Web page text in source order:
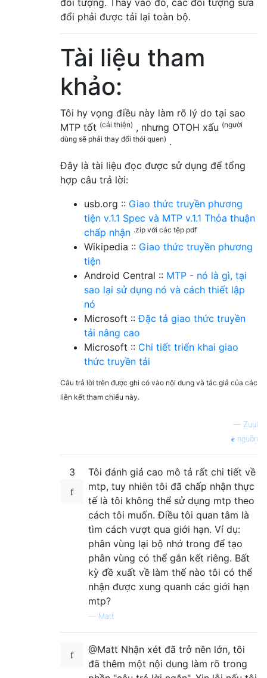
đối tượng. Thay vào đó, các đối tượng sửa
đổi phải được tải lại toàn bộ.
Tài liệu tham
khảo:
Tôi hy vọng điều này làm rõ lý do tại sao
MTP tốt (cải thiện) , nhưng OTOH xấu (người
dùng sẽ phải thay đổi thói quen) .
Đây là tài liệu đọc được sử dụng để tổng
hợp câu trả lời:
usb.org :: Giao thức truyền phương
tiện v.1.1 Spec và MTP v.1.1 Thỏa thuận
chấp nhận .zip với các tệp pdf
Wikipedia :: Giao thức truyền phương
tiện
Android Central :: MTP - nó là gì, tại
sao lại sử dụng nó và cách thiết lập
nó
Microsoft ::Đặc tả giao thức truyền
tải nâng cao
Microsoft :: Chi tiết triển khai giao
thức truyền tải
Câu trả lời trên được ghi có vào nội dung và tác giả của các
liên kết tham chiếu này.
— Zuul
nguồn
3
Tôi đánh giá cao mô tả rất chi tiết về
mtp, tuy nhiên tôi đã chấp nhận thực
tế là tôi không thể sử dụng mtp theo
cách tôi muốn. Điều tôi quan tâm là
tìm cách vượt qua giới hạn. Ví dụ:
phân vùng lại bộ nhớ trong để tạo
phân vùng có thể gắn kết riêng. Bất
kỳ đề xuất về làm thế nào tôi có thể
nhận được xung quanh các giới hạn
mtp?
— Matt
@Matt Nhận xét đã trở nên lớn, tôi
đã thêm một nội dung làm rõ trong